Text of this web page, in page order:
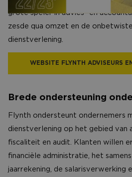
grote speler in advies- en
zesde qua omzet en de
dienstverlening.
WEBSITE FLYNTH ADVISEURS
Brede ondersteuning
Flynth ondersteunt ondernemers
dienstverlening op het gebied van
fiscaliteit en audit. Klanten willen
financiële administratie, het
jaarrekening, de salarisverwerking